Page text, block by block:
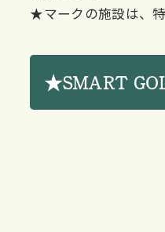
★マークの施設は、特
★SMART